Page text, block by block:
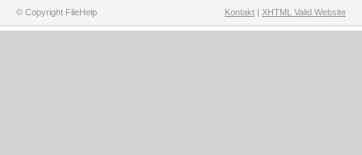
© Copyright FileHelp Kontakt | XHTML Valid Website